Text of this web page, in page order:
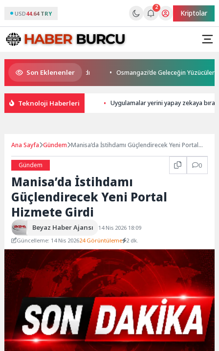
USD44.64 TRY
2
Kriptolar
Son Eklenenler
Yolculuğuna Uğurlandı Osmangazi’de Geleceğin Yüzücüleri
Teknoloji Haberleri Uygulamalar yerini yapay zekaya
Ana Sayfa Gündem Manisa’da İstihdamı Güçlendirecek Yeni Portal
Gündem
0
Manisa’da İstihdamı
Güçlendirecek Yeni Portal
Hizmete Girdi
Beyaz Haber Ajansı
14 Nis 2026 18:09
Güncelleme: 14 Nis 202624 Görüntüleme 2 dk.